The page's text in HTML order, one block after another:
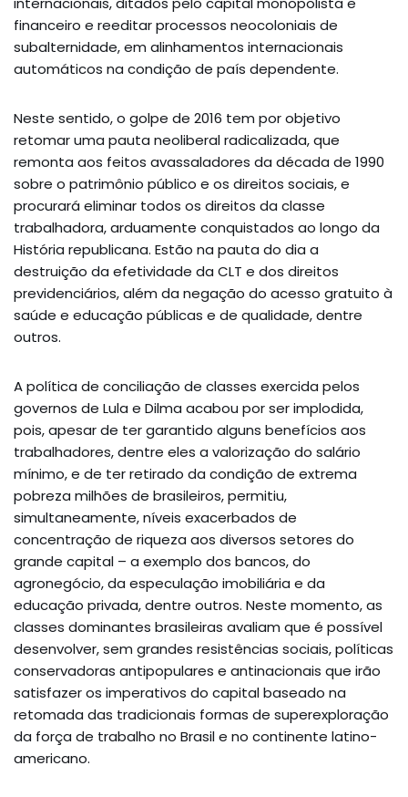
financeiro e reeditar processos neocoloniais de
subalternidade, em alinhamentos internacionais
automáticos na condição de país dependente.
Neste sentido, o golpe de 2016 tem por objetivo
retomar uma pauta neoliberal radicalizada, que
remonta aos feitos avassaladores da década de 1990
sobre o patrimônio público e os direitos sociais, e
procurará eliminar todos os direitos da classe
trabalhadora, arduamente conquistados ao longo da
História republicana. Estão na pauta do dia a
destruição da efetividade da CLT e dos direitos
previdenciários, além da negação do acesso gratuito à
saúde e educação públicas e de qualidade, dentre
outros.
A política de conciliação de classes exercida pelos
governos de Lula e Dilma acabou por ser implodida,
pois, apesar de ter garantido alguns benefícios aos
trabalhadores, dentre eles a valorização do salário
mínimo, e de ter retirado da condição de extrema
pobreza milhões de brasileiros, permitiu,
simultaneamente, níveis exacerbados de
concentração de riqueza aos diversos setores do
grande capital – a exemplo dos bancos, do
agronegócio, da especulação imobiliária e da
educação privada, dentre outros. Neste momento, as
classes dominantes brasileiras avaliam que é possível
desenvolver, sem grandes resistências sociais, políticas
conservadoras antipopulares e antinacionais que irão
satisfazer os imperativos do capital baseado na
retomada das tradicionais formas de superexploração
da força de trabalho no Brasil e no continente latino-
americano.